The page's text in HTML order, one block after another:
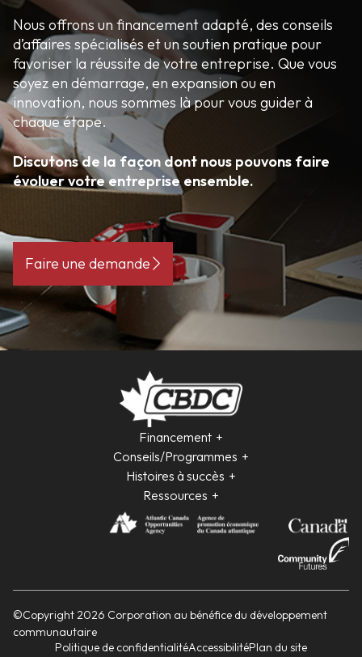
Nous offrons un financement adapté, des conseils
d’affaires spécialisés et un soutien pratique pour
favoriser la réussite de votre entreprise. Que vous
soyez en démarrage, en expansion ou en
innovation, nous sommes là pour vous guider à
chaque étape.
Discutons de la façon dont nous pouvons faire
évoluer votre entreprise ensemble.
Faire une demande
Financement
Conseils/Programmes
Histoires à succès
Ressources
©Copyright 2026 Corporation au bénéfice du développement
communautaire
Politique de confidentialitéAccessibilitéPlan du site